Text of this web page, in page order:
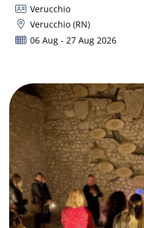
Verucchio
Verucchio (RN)
06 Aug - 27 Aug 2026